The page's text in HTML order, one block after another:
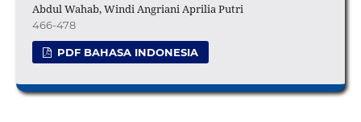
Abdul Wahab, Windi Angriani Aprilia Putri
466-478
PDF BAHASA INDONESIA